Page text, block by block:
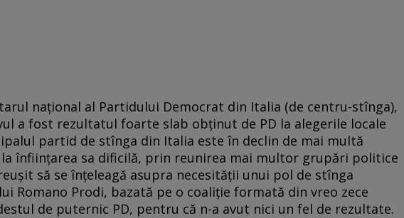
naţional al Partidului Democrat din Italia (de centru-stînga),
a fost rezultatul foarte slab obţinut de PD la alegerile locale
partid de stînga din Italia este în declin de mai multă
la înfiinţarea sa dificilă, prin reunirea mai multor grupări politice
să se înţeleagă asupra necesităţii unui pol de stînga
Romano Prodi, bazată pe o coaliţie formată din vreo zece
de puternic PD, pentru că n-a avut nici un fel de rezultate.